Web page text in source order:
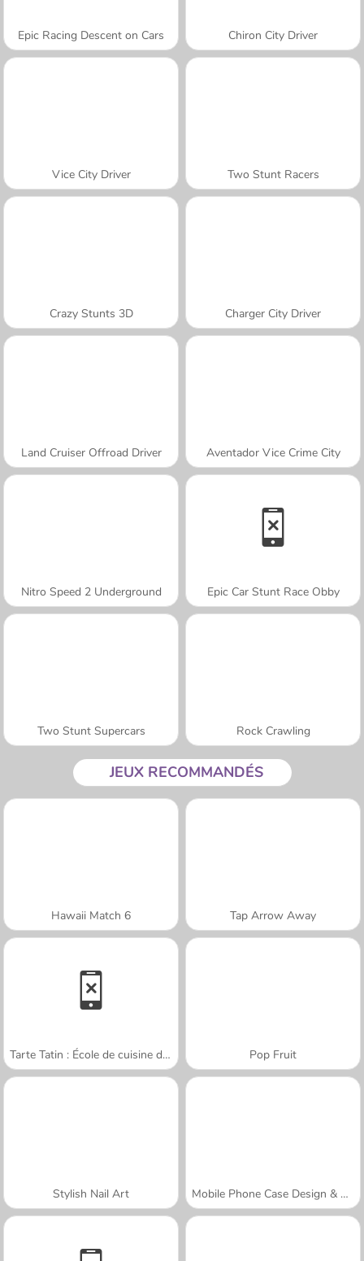
Epic Racing Descent on Cars Chiron City Driver
Vice City Driver Two Stunt Racers
Crazy Stunts 3D Charger City Driver
Land Cruiser Offroad Driver Aventador Vice Crime City
Nitro Speed 2 Underground Epic Car Stunt Race Obby
Two Stunt Supercars Rock Crawling
JEUX RECOMMANDÉS
Hawaii Match 6 Tap Arrow Away
Tarte Tatin : École de cuisine de Sara Pop Fruit
Stylish Nail Art Mobile Phone Case Design & DIY